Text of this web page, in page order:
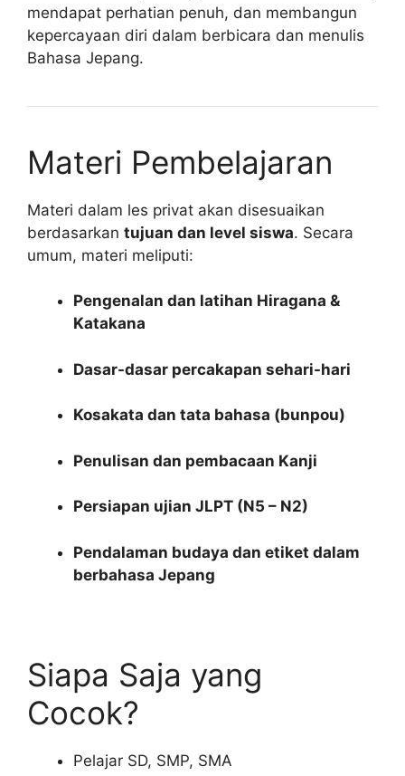
mendapat perhatian penuh, dan membangun
kepercayaan diri dalam berbicara dan menulis
Bahasa Jepang.
Materi Pembelajaran
Materi dalam les privat akan disesuaikan
berdasarkan tujuan dan level siswa. Secara
umum, materi meliputi:
Pengenalan dan latihan Hiragana &
Katakana
Dasar-dasar percakapan sehari-hari
Kosakata dan tata bahasa (bunpou)
Penulisan dan pembacaan Kanji
Persiapan ujian JLPT (N5 – N2)
Pendalaman budaya dan etiket dalam
berbahasa Jepang
Siapa Saja yang
Cocok?
Pelajar SD, SMP, SMA